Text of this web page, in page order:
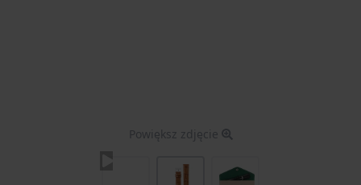
Powiększ zdjęcie